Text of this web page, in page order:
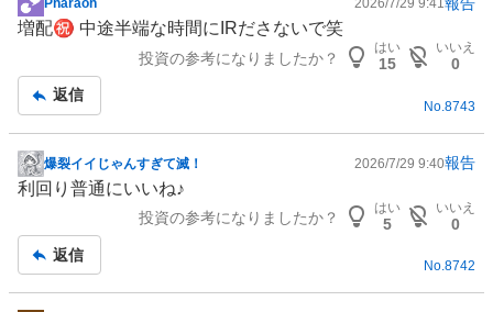
掲
示
事
Pharaoh 2026/7/29 9:41
増配㊗️ 中途半端な時間に IRださないで笑
投資の参考になりましたか？
はい
15
いいえ
0
返信
No. 8743
掲
示
事
爆裂イイじゃんすぎて滅！ 2026/7/29 9:40報告
利回り普通にいいね♪
投資の参考になりましたか？
はい
5
いいえ
0
返信
No.8742